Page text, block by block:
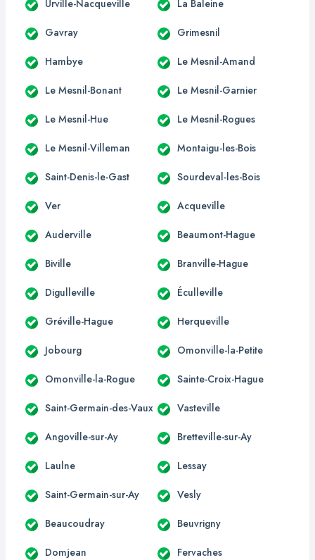
Urville-Nacqueville La Baleine
Gavray Grimesnil
Hambye Le Mesnil-Amand
Le Mesnil-Bonant Le Mesnil-Garnier
Le Mesnil-Hue Le Mesnil-Rogues
Le Mesnil-Villeman Montaigu-les-Bois
Saint-Denis-le-Gast Sourdeval-les-Bois
Ver Acqueville
Auderville Beaumont-Hague
Biville Branville-Hague
Digulleville Éculleville
Gréville-Hague Herqueville
Jobourg Omonville-la-Petite
Omonville-la-Rogue Sainte-Croix-Hague
Saint-Germain-des-Vaux Vasteville
Angoville-sur-Ay Bretteville-sur-Ay
Laulne Lessay
Saint-Germain-sur-Ay Vesly
Beaucoudray Beuvrigny
Domjean Fervaches